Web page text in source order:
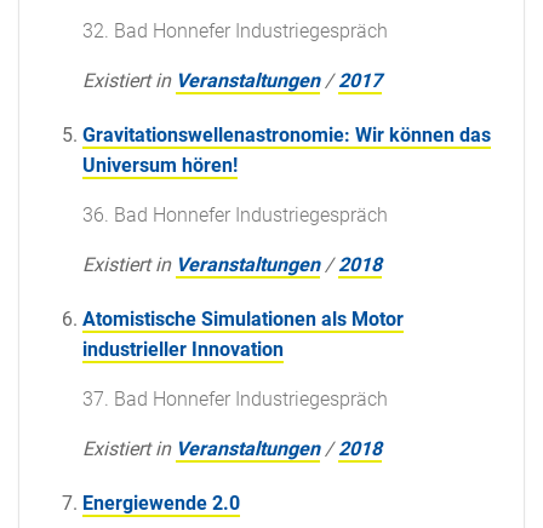
32. Bad Honnefer Industriegespräch
Existiert in Veranstaltungen /2017
Gravitationswellenastronomie: Wir können das
Universum hören!
36. Bad Honnefer Industriegespräch
Existiert in Veranstaltungen /2018
Atomistische Simulationen als Motor
industrieller Innovation
37. Bad Honnefer Industriegespräch
Existiert in Veranstaltungen /2018
Energiewende 2.0